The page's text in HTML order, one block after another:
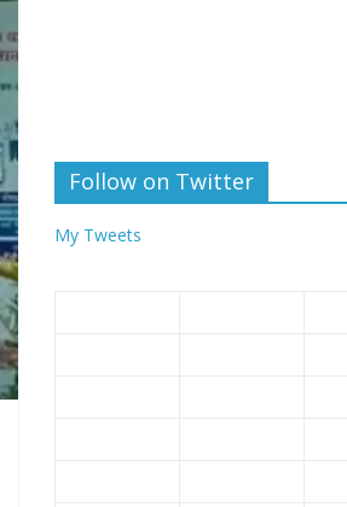
Follow on Twitter
My Tweets